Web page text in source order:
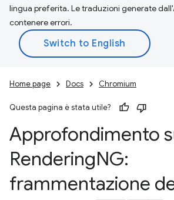
lingua preferita. Le traduzioni generate
contenere errori.
Home page Docs Chromium
Questa pagina è stata utile?
Approfondimento
RenderingNG:
frammentazione